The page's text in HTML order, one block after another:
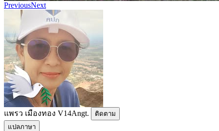
PreviousNext
แพรว เมืองทอง V14Angt.
ติดตาม
แปลภาษา